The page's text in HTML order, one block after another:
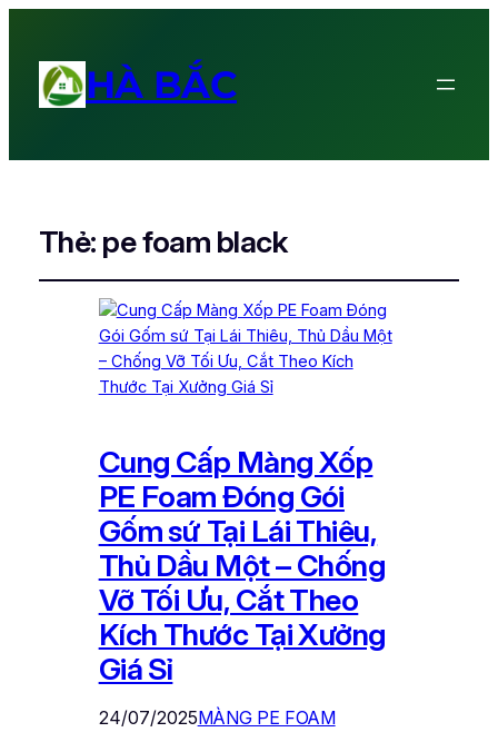
HÀ BẮC
Thẻ: pe foam black
Cung Cấp Màng Xốp
PE Foam Đóng Gói
Gốm sứ Tại Lái Thiêu,
Thủ Dầu Một – Chống
Vỡ Tối Ưu, Cắt Theo
Kích Thước Tại Xưởng
Giá Sỉ
24/07/2025MÀNG PE FOAM